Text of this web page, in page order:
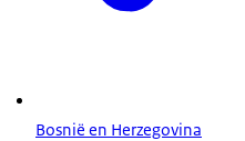
Bosnië en Herzegovina